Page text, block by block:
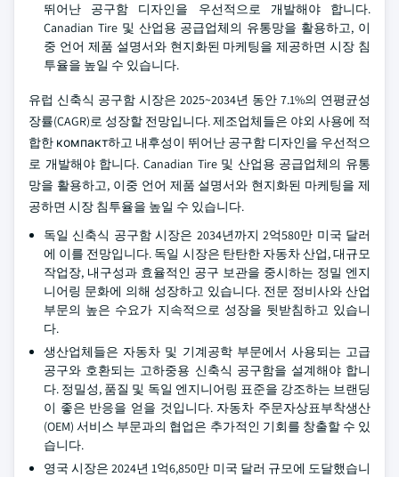
뛰어난 공구함 디자인을 우선적으로 개발해야 합니다.
Canadian Tire 및 산업용 공급업체의 유통망을 활용하고, 이
중 언어 제품 설명서와 현지화된 마케팅을 제공하면 시장 침
투율을 높일 수 있습니다.
유럽 신축식 공구함 시장은 2025~2034년 동안 7.1%의 연평균성
장률(CAGR)로 성장할 전망입니다. 제조업체들은 야외 사용에 적
합한 компакт하고 내후성이 뛰어난 공구함 디자인을 우선적으
로 개발해야 합니다. Canadian Tire 및 산업용 공급업체의 유통
망을 활용하고, 이중 언어 제품 설명서와 현지화된 마케팅을 제
공하면 시장 침투율을 높일 수 있습니다.
독일 신축식 공구함 시장은 2034년까지 2억580만 미국 달러
에 이를 전망입니다. 독일 시장은 탄탄한 자동차 산업, 대규모
작업장, 내구성과 효율적인 공구 보관을 중시하는 정밀 엔지
니어링 문화에 의해 성장하고 있습니다. 전문 정비사와 산업
부문의 높은 수요가 지속적으로 성장을 뒷받침하고 있습니
다.
생산업체들은 자동차 및 기계공학 부문에서 사용되는 고급
공구와 호환되는 고하중용 신축식 공구함을 설계해야 합니
다. 정밀성, 품질 및 독일 엔지니어링 표준을 강조하는 브랜딩
이 좋은 반응을 얻을 것입니다. 자동차 주문자상표부착생산
(OEM) 서비스 부문과의 협업은 추가적인 기회를 창출할 수 있
습니다.
영국 시장은 2024년 1억6,850만 미국 달러 규모에 도달했습니